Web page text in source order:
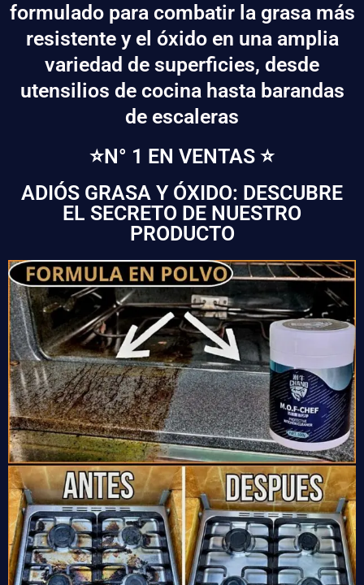
formulado para combatir la grasa más
resistente y el óxido en una amplia
variedad de superficies, desde
utensilios de cocina hasta barandas
de escaleras
⭐N° 1 EN VENTAS ⭐
ADIÓS GRASA Y ÓXIDO: DESCUBRE
EL SECRETO DE NUESTRO
PRODUCTO